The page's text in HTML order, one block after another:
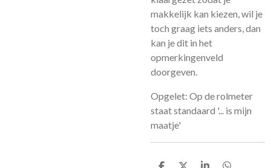
makkelijk kan kiezen, wil je
toch graag iets anders, dan
kan je dit in het
opmerkingenveld
doorgeven.
Opgelet: Op de rolmeter
staat standaard '... is mijn
maatje'